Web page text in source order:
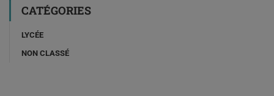
CATÉGORIES
LYCÉE
NON CLASSÉ